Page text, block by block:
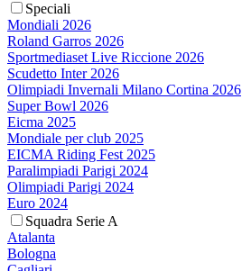
Speciali
Mondiali 2026
Roland Garros 2026
Sportmediaset Live Riccione 2026
Scudetto Inter 2026
Olimpiadi Invernali Milano Cortina 2026
Super Bowl 2026
Eicma 2025
Mondiale per club 2025
EICMA Riding Fest 2025
Paralimpiadi Parigi 2024
Olimpiadi Parigi 2024
Euro 2024
Squadra Serie A
Atalanta
Bologna